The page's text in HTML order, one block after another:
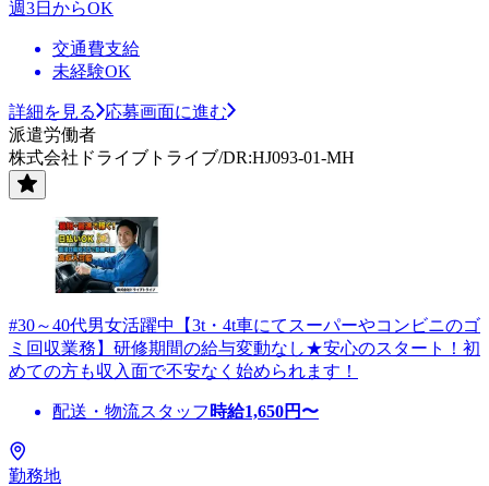
週3日からOK
交通費支給
未経験OK
詳細を見る
応募画面に進む
派遣労働者
株式会社ドライブトライブ/DR:HJ093-01-MH
#30～40代男女活躍中【3t・4t車にてスーパーやコンビニのゴ
ミ回収業務】研修期間の給与変動なし★安心のスタート！初
めての方も収入面で不安なく始められます！
配送・物流スタッフ 時給1,650円〜
勤務地